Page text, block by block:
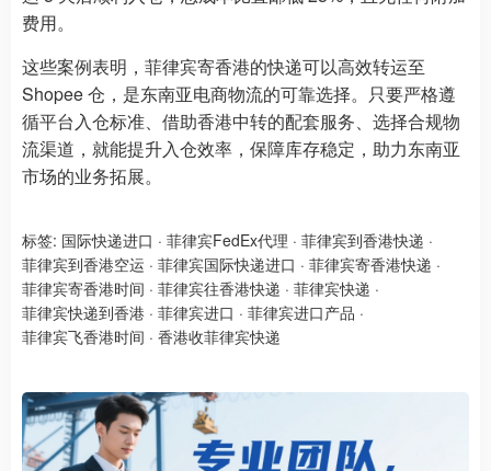
费用。
这些案例表明，菲律宾寄香港的快递可以高效转运至
Shopee 仓，是东南亚电商物流的可靠选择。只要严格遵
循平台入仓标准、借助香港中转的配套服务、选择合规物
流渠道，就能提升入仓效率，保障库存稳定，助力东南亚
市场的业务拓展。
标签: 国际快递进口 · 菲律宾FedEx代理 · 菲律宾到香港快递 ·
菲律宾到香港空运 · 菲律宾国际快递进口 · 菲律宾寄香港快递 ·
菲律宾寄香港时间 · 菲律宾往香港快递 · 菲律宾快递 ·
菲律宾快递到香港 · 菲律宾进口 · 菲律宾进口产品 ·
菲律宾飞香港时间 · 香港收菲律宾快递